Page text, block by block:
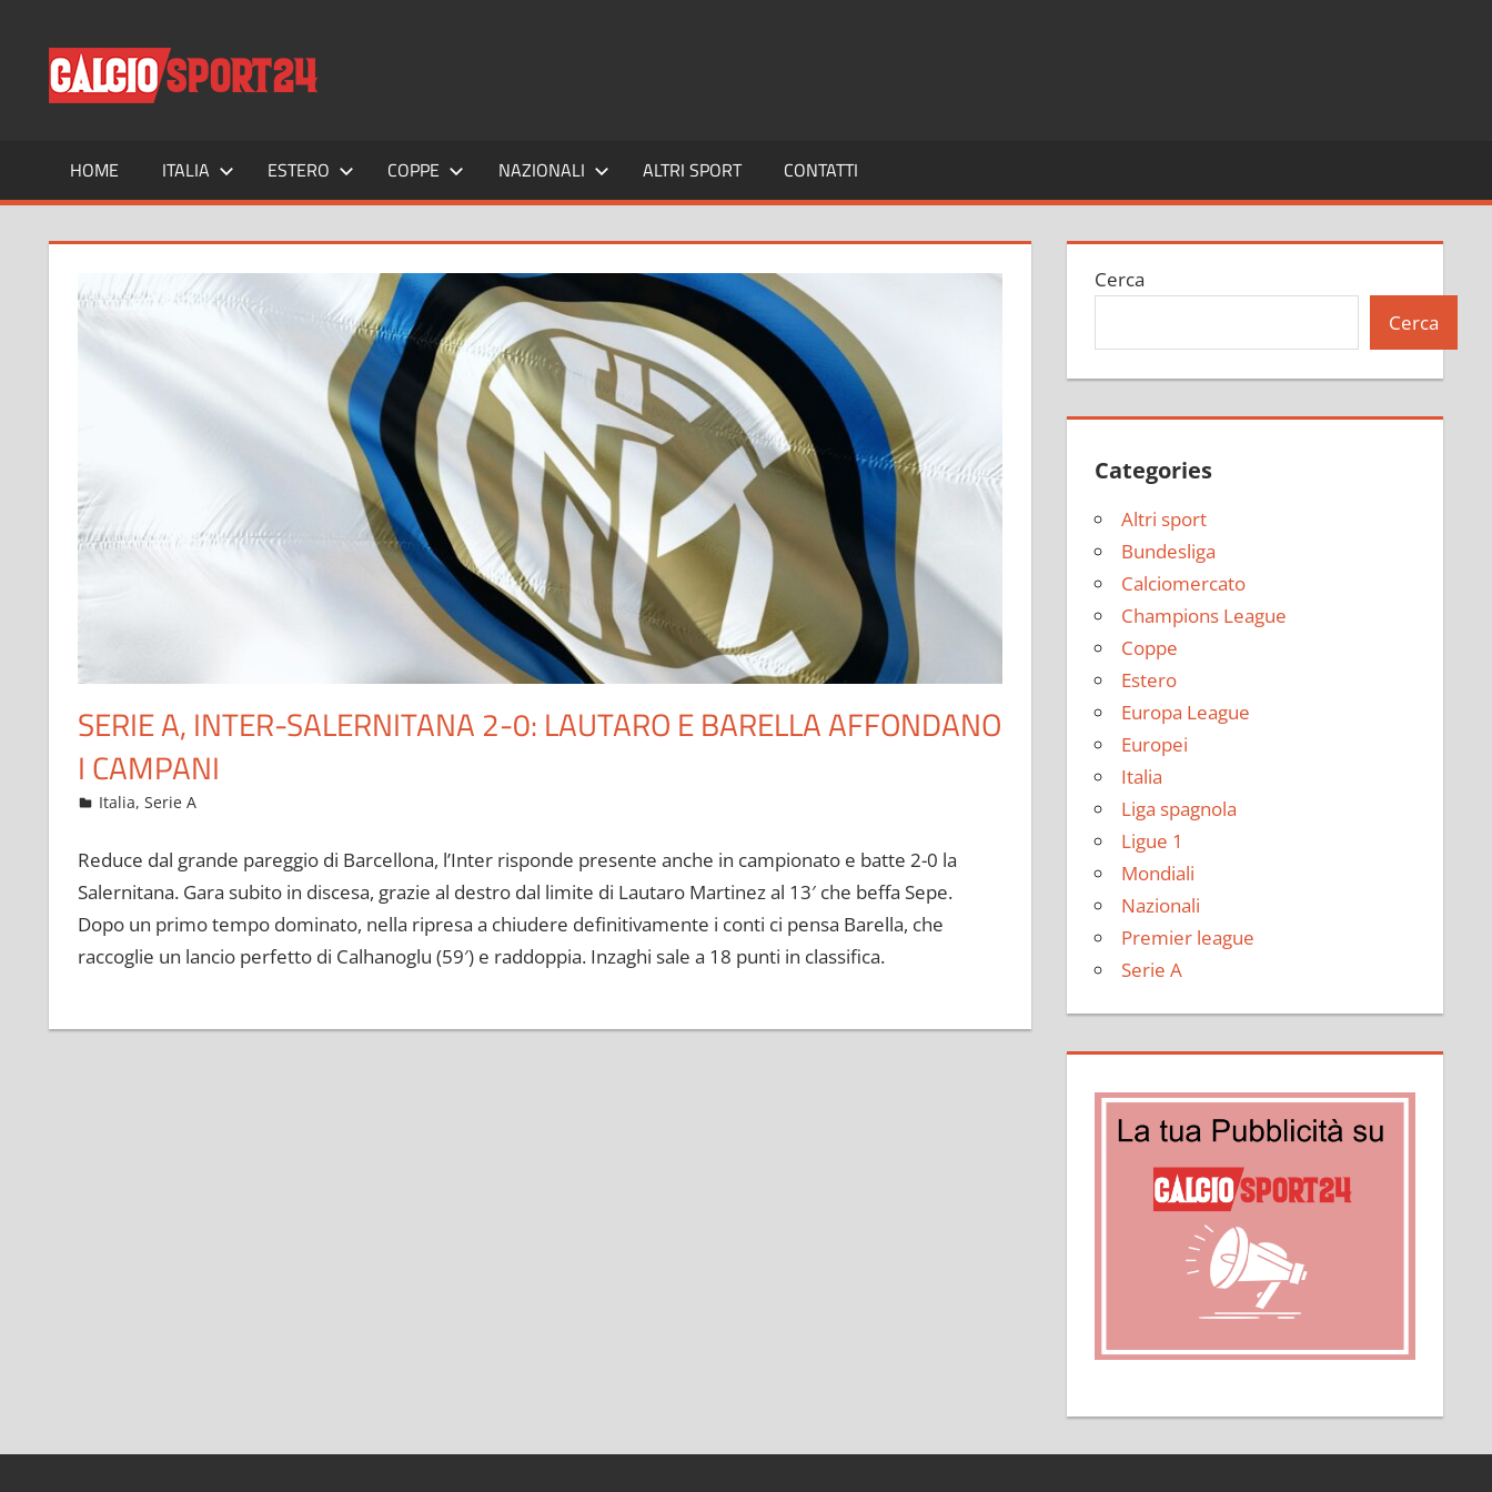
contenuto
Tutto
sul
mondo
calcio
e
HOME ITALIA ESTERO COPPE NAZIONALI ALTRI SPORT CONTATTI
SERIE A, INTER-SALERNITANA 2-0: LAUTARO E BARELLA AFFONDANO
I CAMPANI
Ottobre 17, 2022
admin
Italia,Serie A
Reduce dal grande pareggio di Barcellona, l’Inter risponde presente anche in campionato e batte 2-0 la
Salernitana. Gara subito in discesa, grazie al destro dal limite di Lautaro Martinez al 13′ che beffa Sepe.
Dopo un primo tempo dominato, nella ripresa a chiudere definitivamente i conti ci pensa Barella, che
raccoglie un lancio perfetto di Calhanoglu (59′) e raddoppia. Inzaghi sale a 18 punti in classifica.
Cerca
Cerca
Categories
Altri sport
Bundesliga
Calciomercato
Champions League
Coppe
Estero
Europa League
Europei
Italia
Liga spagnola
Ligue 1
Mondiali
Nazionali
Premier league
Serie A